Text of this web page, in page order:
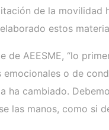
de la movilidad
estos
de AEESME, “lo
emocionales o de
ha cambiado.
las manos, como si